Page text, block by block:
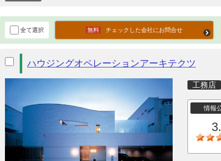
全て選択 チェックした会社にお問合せ
ハウジングオペレーションアーキテクツ
工務店
情報